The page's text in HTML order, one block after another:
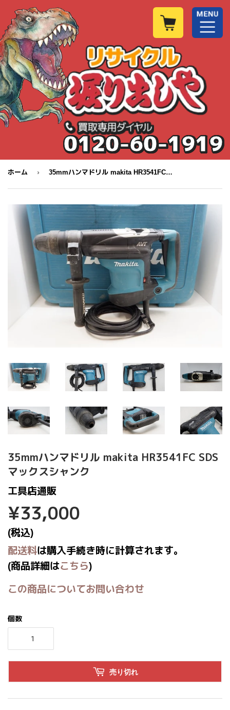
0120-60-1919
ホーム › 35mmハンマドリル makita HR3541FC SDSマックスシャンク
35mmハンマドリル makita HR3541FC SDS
マックスシャンク
工具店通販
¥33,000
(税込)
配送料は購入手続き時に計算されます。
(商品詳細はこちら)
この商品についてお問い合わせ
個数
売り切れ